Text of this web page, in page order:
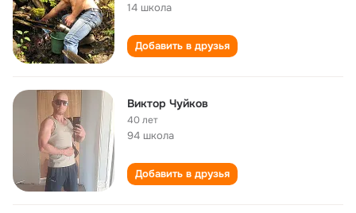
14 школа
Добавить в друзья
Виктор Чуйков
40 лет
94 школа
Добавить в друзья